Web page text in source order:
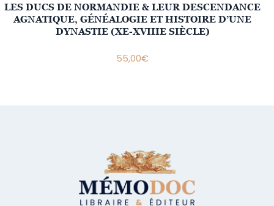
LES DUCS DE NORMANDIE & LEUR DESCENDANCE
AGNATIQUE, GÉNÉALOGIE ET HISTOIRE D’UNE
DYNASTIE (XE-XVIIIE SIÈCLE)
55,00€